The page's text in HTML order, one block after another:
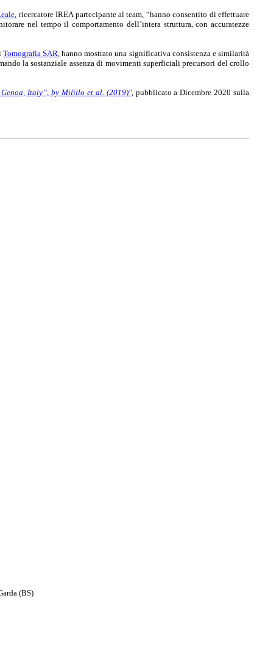
, ricercatore IREA partecipante al team, “hanno consentito di effettuare
nel tempo il comportamento dell’intera struttura, con accuratezze
Tomografia SAR , hanno mostrato una significativa consistenza e similarità
la sostanziale assenza di movimenti superficiali precursori del crollo
Genoa, Italy”, by Milillo et al. (2019)", pubblicato a Dicembre 2020 sulla
(BS)